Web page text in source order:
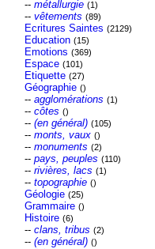
-- métallurgie (1)
-- vêtements (89)
Ecritures Saintes (2129)
Education (15)
Emotions (369)
Espace (101)
Etiquette (27)
Géographie ()
-- agglomérations (1)
-- côtes ()
-- (en général) (105)
-- monts, vaux ()
-- monuments (2)
-- pays, peuples (110)
-- rivières, lacs (1)
-- topographie ()
Géologie (25)
Grammaire ()
Histoire (6)
-- clans, tribus (2)
-- (en général) ()